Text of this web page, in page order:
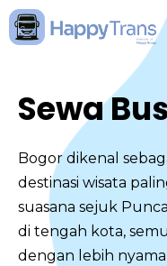
Skip
to
Sewa
Bogor dikenal
destinasi wisata
suasana sejuk
di tengah kota,
dengan lebih